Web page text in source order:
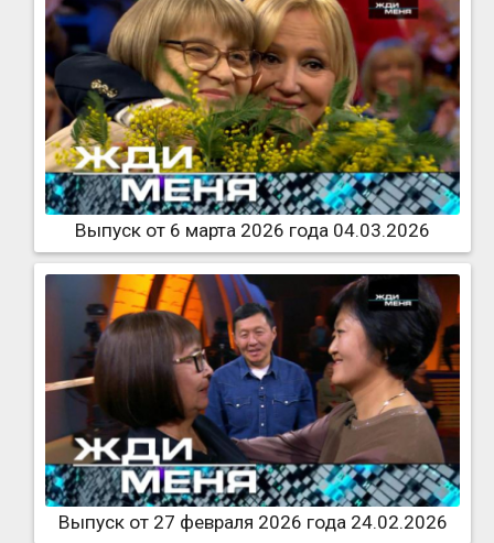
Выпуск от 6 марта 2026 года 04.03.2026
Выпуск от 27 февраля 2026 года 24.02.2026